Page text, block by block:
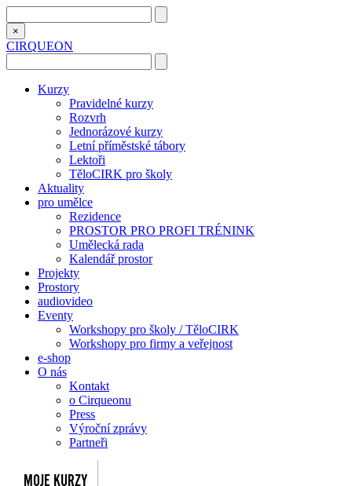
×
CIRQUEON
Kurzy
Pravidelné kurzy
Rozvrh
Jednorázové kurzy
Letní příměstské tábory
Lektoři
TěloCIRK pro školy
Aktuality
pro umělce
Rezidence
PROSTOR PRO PROFI TRÉNINK
Umělecká rada
Kalendář prostor
Projekty
Prostory
audiovideo
Eventy
Workshopy pro školy / TěloCIRK
Workshopy pro firmy a veřejnost
e-shop
O nás
Kontakt
o Cirqueonu
Press
Výroční zprávy
Partneři